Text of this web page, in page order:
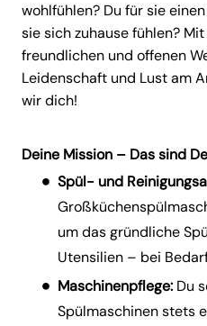
wohlfühlen? Du für sie
sie sich zuhause fühlen?
freundlichen und offenen
Leidenschaft und Lust am
wir dich!
Deine Mission – Das sind
Spül- und
um das gründliche
Utensilien – bei
Maschinenpflege: Du
Spülmaschinen stets